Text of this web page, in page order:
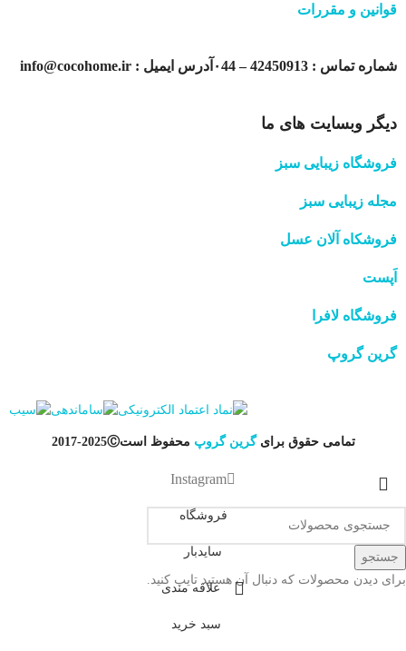
قوانین و مقررات
شماره تماس : 42450913 – ۰44آدرس ایمیل : info@cocohome.ir
دیگر وبسایت های ما
فروشگاه زیبایی سبز
مجله زیبایی سبز
فروشکاه آلان عسل
اَپست
فروشگاه لافرا
گرین گروپ
تمامی حقوق برایگرین گروپ محفوظ استⒸ
2025-2017
جستجو
برای دیدن محصولات که دنبال آن هستید تایپ کنید.
Instagram
فروشگاه
سایدبار
علاقه مندی
سبد خرید